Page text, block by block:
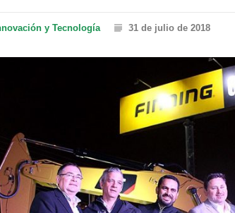
y Tecnología 31 de julio de 2018